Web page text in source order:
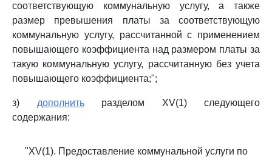
соответствующую коммунальную услугу, а также
размер превышения платы за соответствующую
коммунальную услугу, рассчитанной с применением
повышающего коэффициента над размером платы за
такую коммунальную услугу, рассчитанную без учета
повышающего коэффициента;";
з) дополнитьразделом XV(1) следующего
содержания:
"XV(1). Предоставление коммунальной услуги по